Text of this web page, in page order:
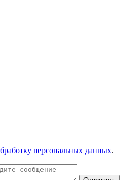
персональных данных.